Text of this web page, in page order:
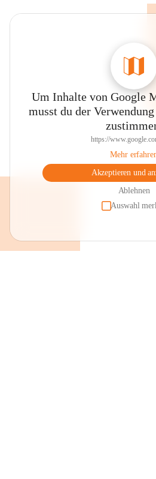
Um Inhalte von Google
musst du der
https://
Mehr
Akzeptieren und
Ablehnen
Auswahl